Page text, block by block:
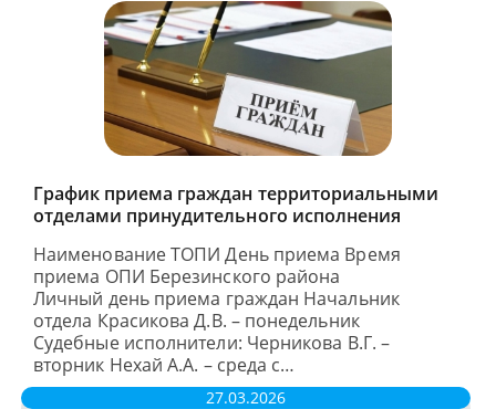
График приема граждан территориальными
отделами принудительного исполнения
Наименование ТОПИ День приема Время
приема ОПИ Березинского района
Личный день приема граждан Начальник
отдела Красикова Д.В. – понедельник
Судебные исполнители: Черникова В.Г. –
вторник Нехай А.А. – среда с…
27.03.2026